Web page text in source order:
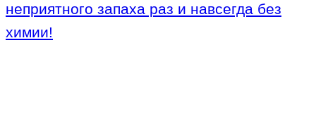
неприятного запаха раз и навсегда без
химии!